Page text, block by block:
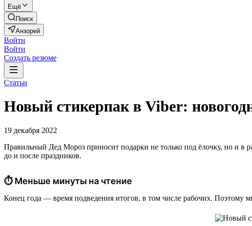
Ещё
Поиск
Анзорей
Войти
Войти
Создать резюме
Статьи
Новый стикерпак в Viber:
19 декабря 2022
Правильный Дед Мороз приносит подарки не только под ёлочку, но и в
до и после праздников.
⏱ Меньше минуты на чтение
Конец года — время подведения итогов, в том числе рабочих. Поэтому